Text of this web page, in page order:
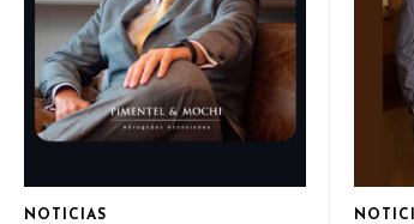
NOTICIAS